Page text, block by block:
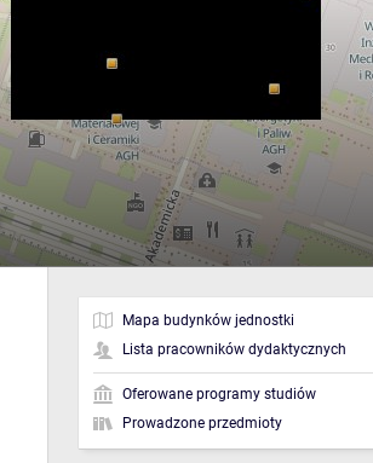
Mapa budynków jednostki
Lista pracowników dydaktycznych
Oferowane programy studiów
Prowadzone przedmioty